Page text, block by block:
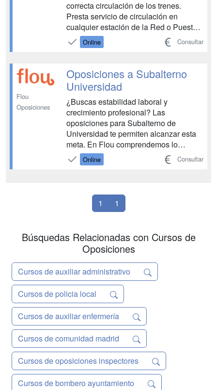
correcta circulación de los trenes.
Presta servicio de circulación en
cualquier estación de la Red o Puesto
de Mando. También realizará las
funciones de control y reparto de
buscas hacerte con un puesto de Factor
de Circulación en Adi...
Online Consultar
Flou
Oposiciones
Oposiciones a Subalterno
Universidad
¿Buscas estabilidad laboral y
crecimiento profesional? Las
oposiciones para Subalterno de
Universidad te permiten alcanzar esta
meta. En Flou comprendemos lo
importante que es conseguir un trabajo
así y para ayudarte a lograrlo te
¡Consigue tu plaza! ¡Es tu momento de
asegurar un futuro...
Online Consultar
1 1
Búsquedas Relacionadas con Cursos de
Oposiciones
Cursos de auxiliar administrativo
Cursos de policia local
Cursos de auxiliar enfermería
Cursos de comunidad madrid
Cursos de oposiciones inspectores
Cursos de bombero ayuntamiento